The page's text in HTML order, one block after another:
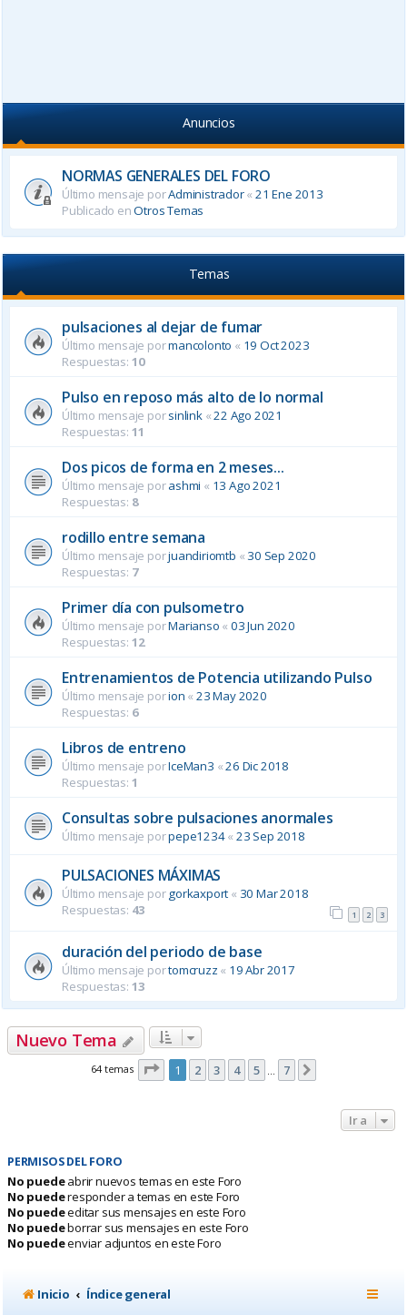
Anuncios
NORMAS GENERALES DEL FORO
Último mensaje porAdministrador«21 Ene 2013
Publicado enOtros Temas
Temas
pulsaciones al dejar de fumar
Último mensaje pormancolonto « 19 Oct 2023
Respuestas: 10
Pulso en reposo más alto de lo normal
Último mensaje porsinlink«22 Ago 2021
Respuestas: 11
Dos picos de forma en 2 meses...
Último mensaje porashmi « 13 Ago 2021
Respuestas: 8
rodillo entre semana
Último mensaje porjuandiriomtb « 30 Sep 2020
Respuestas: 7
Primer día con pulsometro
Último mensaje porMarianso «03 Jun 2020
Respuestas: 12
Entrenamientos de Potencia utilizando Pulso
Último mensaje porion «23 May 2020
Respuestas: 6
Libros de entreno
Último mensaje porIceMan3 «26 Dic 2018
Respuestas: 1
Consultas sobre pulsaciones anormales
Último mensaje porpepe1234«23 Sep 2018
PULSACIONES MÁXIMAS
Último mensaje porgorkaxport « 30 Mar 2018
Respuestas: 43 1 2 3
duración del periodo de base
Último mensaje portomcruzz « 19 Abr 2017
Respuestas: 13
Nuevo Tema
64 temas Página de 7
1 2 3 4 5 7
Ir a
PERMISOS DEL FORO
No puedeabrir nuevos temas en este Foro
No puederesponder a temas en este Foro
No puedeeditar sus mensajes en este Foro
No puedeborrar sus mensajes en este Foro
No puedeenviar adjuntos en este Foro
Inicio Índice general